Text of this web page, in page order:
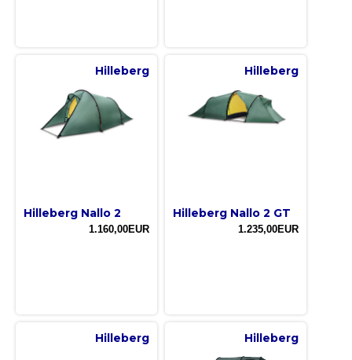
Hilleberg
Hilleberg Nallo 2
1.160,00EUR
Hilleberg
Hilleberg Nallo 2 GT
1.235,00EUR
Hilleberg Hilleberg